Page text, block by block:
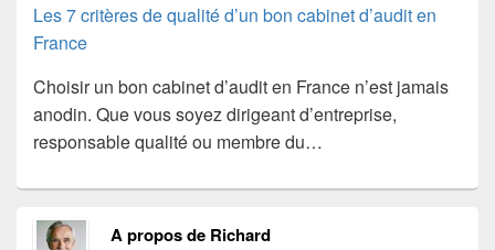
Les 7 critères de qualité d’un bon cabinet d’audit en
France
Choisir un bon cabinet d’audit en France n’est jamais
anodin. Que vous soyez dirigeant d’entreprise,
responsable qualité ou membre du…
A propos de Richard